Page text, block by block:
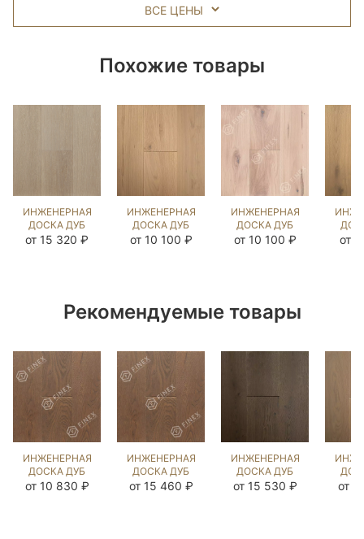
ВСЕ ЦЕНЫ
Похожие товары
ИНЖЕНЕРНАЯ
ДОСКА ДУБ
МИЛТА OIL
от 15 320 ₽
ИНЖЕНЕРНАЯ
ДОСКА ДУБ
ВЕРДЖН
от 10 100 ₽
ИНЖЕНЕРНАЯ
ДОСКА ДУБ
ПРИНСТОН
от 10 100 ₽ от
Рекомендуемые товары
ИНЖЕНЕРНАЯ
ДОСКА ДУБ
ДЕНВЕР
от 10 830 ₽
ИНЖЕНЕРНАЯ
ДОСКА ДУБ
ДЕНВЕР
от 15 460 ₽
ИНЖЕНЕРНАЯ
ДОСКА ДУБ
MISSISSIPPI
от 15 530 ₽ от